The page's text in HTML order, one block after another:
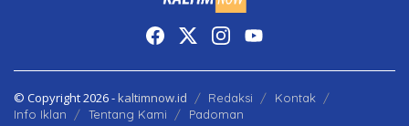
© Copyright 2026 -kaltimnow.id Redaksi
Kontak
Info Iklan
Tentang Kami Padoman